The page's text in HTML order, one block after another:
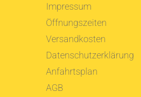
Impressum
Öffnungszeiten
Versandkosten
Datenschutzerklärung
Anfahrtsplan
AGB